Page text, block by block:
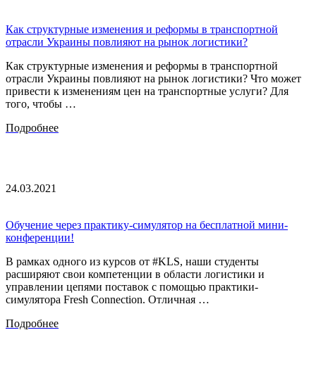
Как структурные изменения и реформы в транспортной
отрасли Украины повлияют на рынок логистики?
Как структурные изменения и реформы в транспортной
отрасли Украины повлияют на рынок логистики? Что может
привести к изменениям цен на транспортные услуги? Для
того, чтобы …
Подробнее
24.03.2021
Обучение через практику-симулятор на бесплатной мини-
конференции!
В рамках одного из курсов от #KLS, наши студенты
расширяют свои компетенции в области логистики и
управлении цепями поставок с помощью практики-
симулятора Fresh Connection. Отличная …
Подробнее